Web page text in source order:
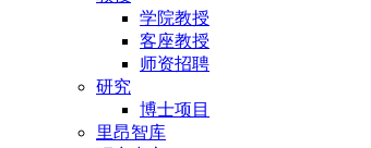
学院教授
客座教授
师资招聘
研究
博士项目
里昂智库